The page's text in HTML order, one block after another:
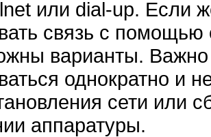
или dial-up. Если
связь с помощью
варианты. Важно
однократно и
сети или
аппаратуры.